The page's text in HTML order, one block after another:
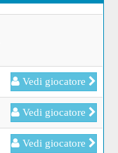
Vedi giocatore
Vedi giocatore
Vedi giocatore